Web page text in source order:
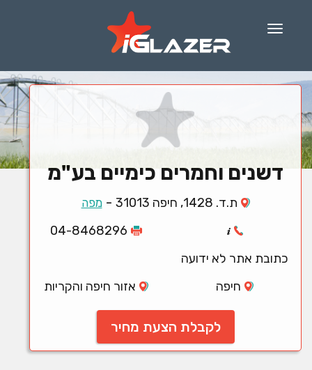
Menu
דשנים וחמרים כימיים בע"מ
ת.ד. 1428, חיפה 31013 -מפה
04-8468296
כתובת אתר לא ידועה
חיפה
אזור חיפה והקריות
לקבלת הצעת מחיר